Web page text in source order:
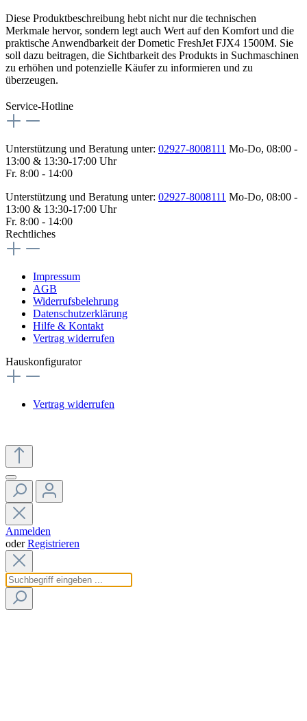
Diese Produktbeschreibung hebt nicht nur die technischen
Merkmale hervor, sondern legt auch Wert auf den Komfort und die
praktische Anwendbarkeit der Dometic FreshJet FJX4 1500M. Sie
soll dazu beitragen, die Sichtbarkeit des Produkts in Suchmaschinen
zu erhöhen und potenzielle Käufer zu informieren und zu
überzeugen.
Service-Hotline
Unterstützung und Beratung unter: 02927-8008111 Mo-Do, 08:00 -
13:00 & 13:30-17:00 Uhr
Fr. 8:00 - 14:00
Unterstützung und Beratung unter: 02927-8008111 Mo-Do, 08:00 -
13:00 & 13:30-17:00 Uhr
Fr. 8:00 - 14:00
Rechtliches
Impressum
AGB
Widerrufsbelehrung
Datenschutzerklärung
Hilfe & Kontakt
Vertrag widerrufen
Hauskonfigurator
Vertrag widerrufen
Anmelden
oderRegistrieren